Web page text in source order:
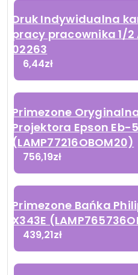
Druk Indywidualna
pracy pracownika 1/
02263
6,44zł
Primezone
Projektora Epson Eb-
(LAMP77216OBOM20)
756,19zł
Primezone Bańka
X343E
439,21zł